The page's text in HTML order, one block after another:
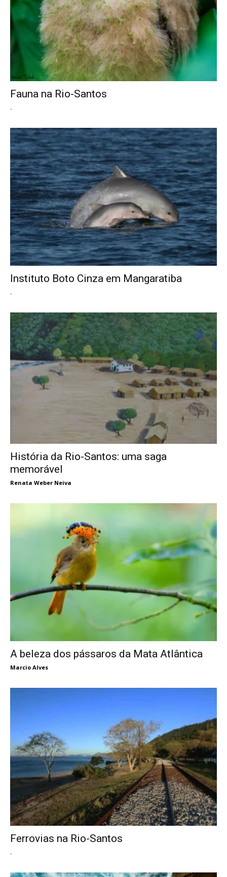
Fauna na Rio-Santos
.
Instituto Boto Cinza em Mangaratiba
.
História da Rio-Santos: uma saga
memorável
Renata Weber Neiva
A beleza dos pássaros da Mata Atlântica
Marcio Alves
Ferrovias na Rio-Santos
.